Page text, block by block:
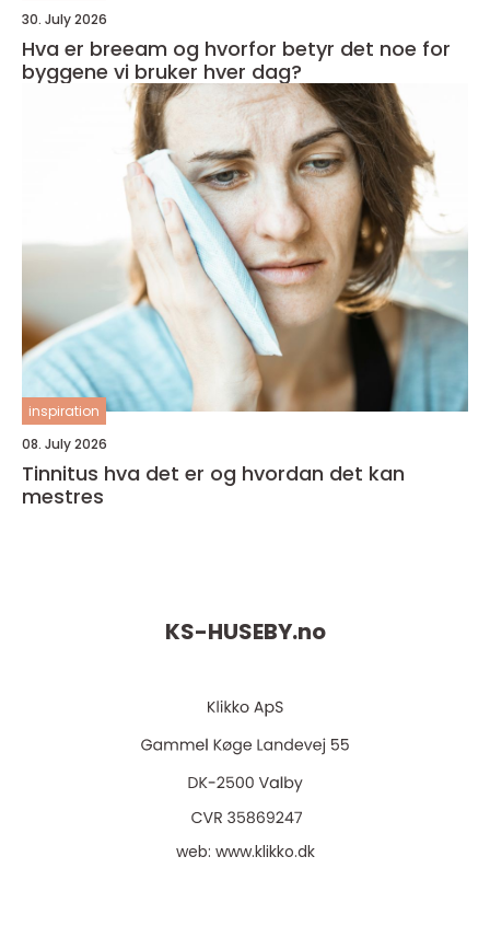
30. July 2026
Hva er breeam og hvorfor betyr det noe for
byggene vi bruker hver dag?
inspiration
08. July 2026
Tinnitus hva det er og hvordan det kan
mestres
KS-HUSEBY.no
web: www.klikko.dk